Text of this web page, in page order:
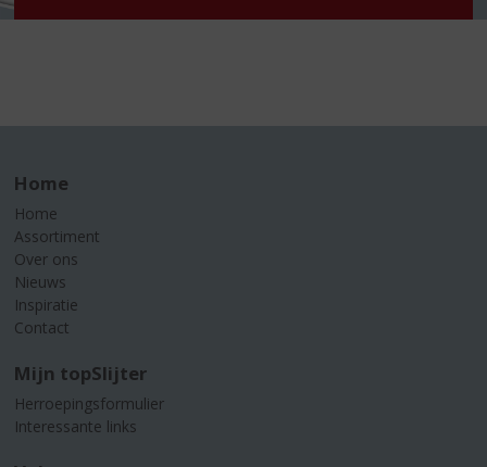
Home
Home
Assortiment
Over ons
Nieuws
Inspiratie
Contact
Mijn topSlijter
Herroepingsformulier
Interessante links